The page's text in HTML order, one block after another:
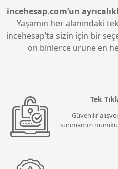
incehesap.com’un
Yaşamın her alanındaki
incehesap’ta sizin için bir
on binlerce ürüne en
Tek
Güvenilir
sunmamızı